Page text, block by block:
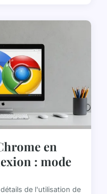
en
: mode
de l'utilisation de